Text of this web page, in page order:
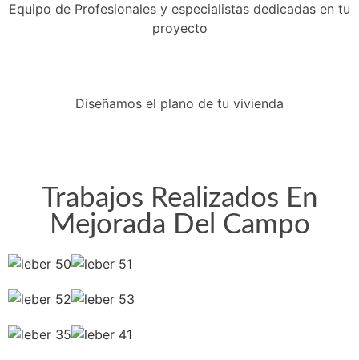
Equipo de Profesionales y especialistas dedicadas en tu
proyecto
Diseñamos el plano de tu vivienda
Trabajos Realizados En
Mejorada Del Campo